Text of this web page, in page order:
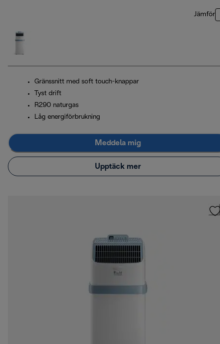
Jämför
Gränssnitt med soft touch-knappar
Tyst drift
R290 naturgas
Låg energiförbrukning
Meddela mig
Upptäck mer